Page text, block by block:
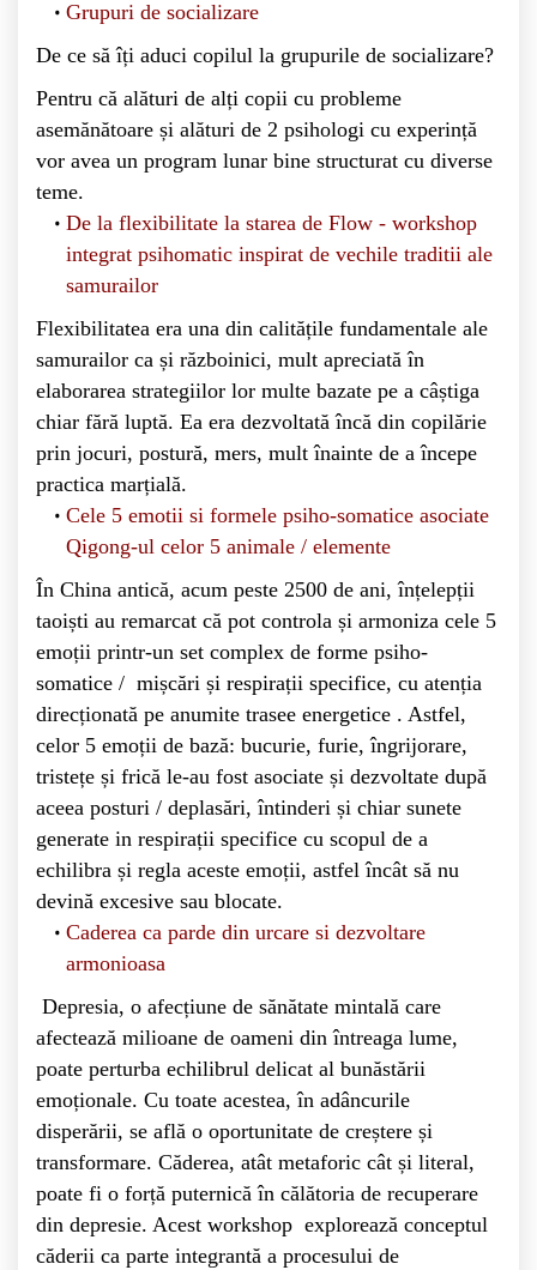
Grupuri de socializare
De ce să îți aduci copilul la grupurile de socializare?
Pentru că alături de alți copii cu probleme
asemănătoare și alături de 2 psihologi cu experință
vor avea un program lunar bine structurat cu diverse
teme.
De la flexibilitate la starea de Flow - workshop
integrat psihomatic inspirat de vechile traditii ale
samurailor
Flexibilitatea era una din calitățile fundamentale ale
samurailor ca și războinici, mult apreciată în
elaborarea strategiilor lor multe bazate pe a câștiga
chiar fără luptă. Ea era dezvoltată încă din copilărie
prin jocuri, postură, mers, mult înainte de a începe
practica marțială.
Cele 5 emotii si formele psiho-somatice asociate
Qigong-ul celor 5 animale / elemente
În China antică, acum peste 2500 de ani, înțelepții
taoiști au remarcat că pot controla și armoniza cele 5
emoții printr-un set complex de forme psiho-
somatice / mișcări și respirații specifice, cu atenția
direcționată pe anumite trasee energetice . Astfel,
celor 5 emoții de bază: bucurie, furie, îngrijorare,
tristețe și frică le-au fost asociate și dezvoltate după
aceea posturi / deplasări, întinderi și chiar sunete
generate in respirații specifice cu scopul de a
echilibra și regla aceste emoții, astfel încât să nu
devină excesive sau blocate.
Caderea ca parde din urcare si dezvoltare
armonioasa
Depresia, o afecțiune de sănătate mintală care
afectează milioane de oameni din întreaga lume,
poate perturba echilibrul delicat al bunăstării
emoționale. Cu toate acestea, în adâncurile
disperării, se află o oportunitate de creștere și
transformare. Căderea, atât metaforic cât și literal,
poate fi o forță puternică în călătoria de recuperare
din depresie. Acest workshop explorează conceptul
căderii ca parte integrantă a procesului de